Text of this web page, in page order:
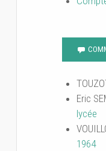
Eric
lycée
1964